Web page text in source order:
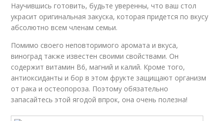
Научившись готовить, будьте уверенны, что ваш стол
украсит оригинальная закуска, которая придется по вкусу
абсолютно всем членам семьи.
Помимо своего неповторимого аромата и вкуса,
виноград также известен своими свойствами. Он
содержит витамин В6, магний и калий. Кроме того,
антиоксиданты и бор в этом фрукте защищают организм
от рака и остеопороза. Поэтому обязательно
запасайтесь этой ягодой впрок, она очень полезна!